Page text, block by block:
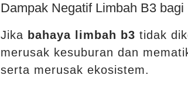
Dampak Negatif Limbah B3 bagi
Jika bahaya limbah b3 tidak
merusak kesuburan dan
serta merusak ekosistem.